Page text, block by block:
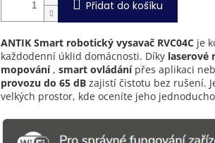
Přidat do košíku
ANTIK Smart robotický vysavač RVC04C je
každodenní úklid domácnosti. Díky laserové
mopování, smart ovládánípřes aplikaci
provozu do 65 dB zajistí čistotu bez rušení.
velkých prostor, kde oceníte jeho